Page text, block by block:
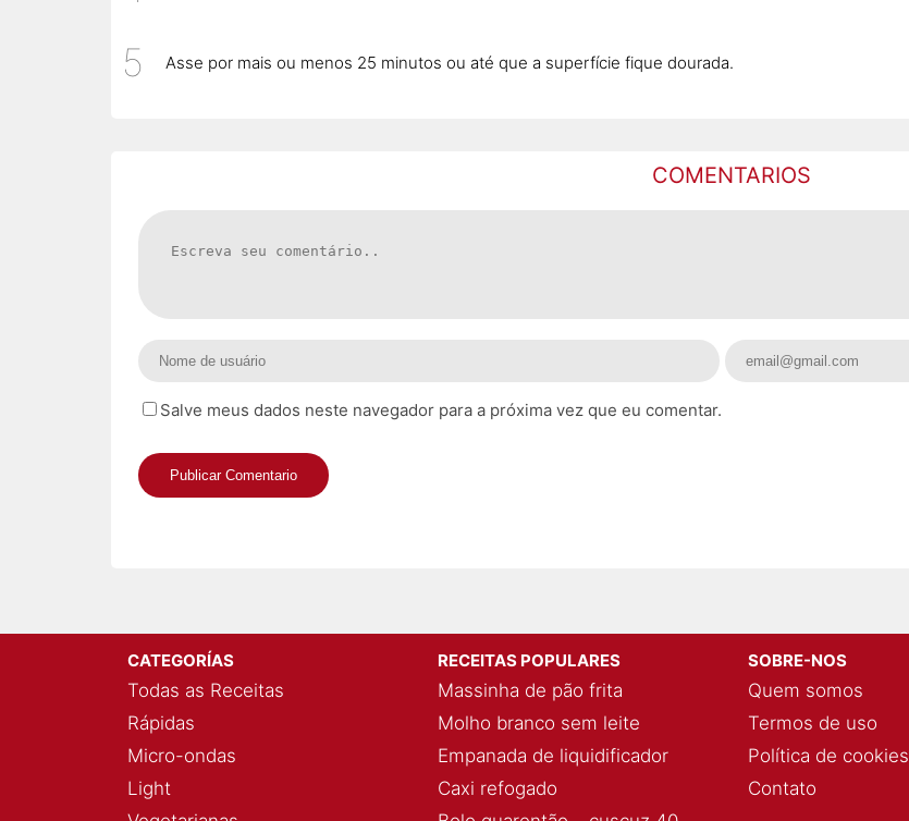
Asse por mais ou menos 25 minutos ou até que a superfície fique dourada.
COMENTARIOS
Salve meus dados neste navegador para a próxima vez que eu comentar.
CATEGORÍAS
Todas as Receitas
Rápidas
Micro-ondas
Light
RECEITAS POPULARES
Massinha de pão frita
Molho branco sem leite
Empanada de liquidificador
Caxi refogado
SOBRE-NOS
Quem somos
Termos de uso
Política de cookies
Contato